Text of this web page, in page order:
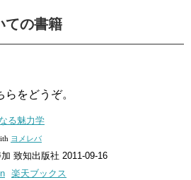
ての書籍
をどうぞ。
る魅力学
ヨメレバ
致知出版社 2011-09-16
楽天ブックス